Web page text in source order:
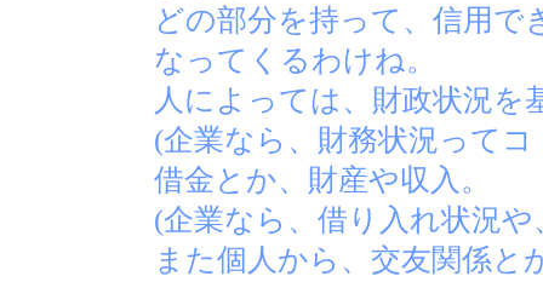
どの部分を持って、信用
なってくるわけね。
人によっては、財政状況を
(企業なら、財務状況ってコ
借金とか、財産や収入。
(企業なら、借り入れ状況
また個人から、交友関係